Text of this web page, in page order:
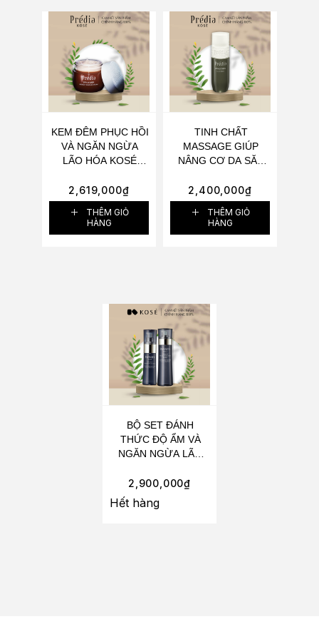
KEM ĐÊM PHỤC HỒI
VÀ NGĂN NGỪA
LÃO HÓA KOSÉ
MIDNIGHT
BANDAGE CREAM
40G - DA SĂN CHẮC
2,619,000₫
THÊM GIỎ
HÀNG
TINH CHẤT
MASSAGE GIÚP
NÂNG CƠ DA SĂN
GỌN CHUẨN V-LINE
KOSÉ PRÉDIA ET
MER G-SERUM
2,400,000₫
THÊM GIỎ
HÀNG
BỘ SET ĐÁNH
THỨC ĐỘ ẨM VÀ
NGĂN NGỪA LÃO
KOSÉ ADVANCED
MOISTURE
CONCENTRATE
2,900,000₫
Hết hàng